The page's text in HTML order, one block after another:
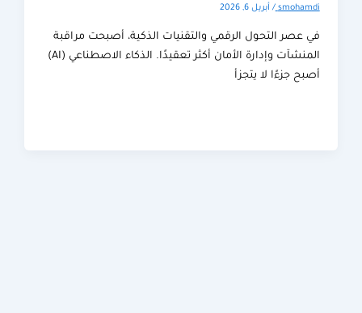
أبريل 6, 2026
التحول الرقمي والتقنيات الذكية، أصبحت مراقبة
المنشآت وإدارة الأمان أكثر تعقيدًا. الذكاء الاصطناعي (AI)
جزءًا لا يتجزأ